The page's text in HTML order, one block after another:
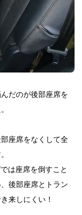
だのが後部座席を
座席をなくして全
は座席を倒すこと
後部座席とトラン
来しにくい！